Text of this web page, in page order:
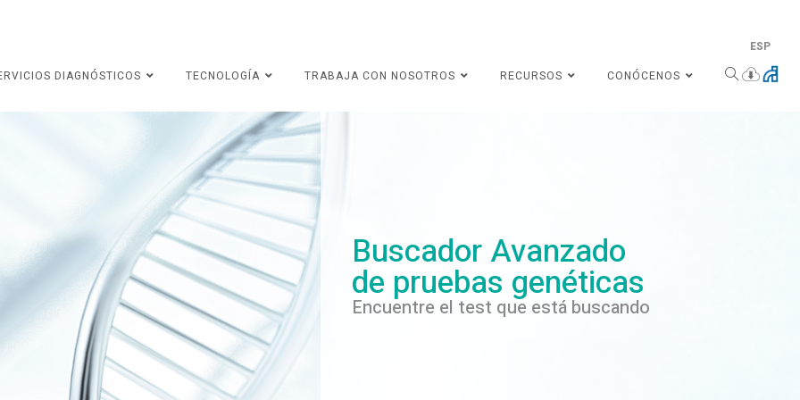
ESP
DIAGNÓSTICOS
TECNOLOGÍA TRABAJA CON NOSOTROS RECURSOS CONÓCENOS
Buscador Avanzado
de pruebas genéticas
Encuentre el test que está buscando